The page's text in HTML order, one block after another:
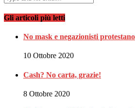
Gli articoli più letti
No mask e negazionisti
10 Ottobre 2020
Cash? No carta, grazie!
8 Ottobre 2020